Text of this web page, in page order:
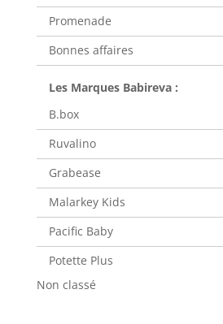
Promenade
Bonnes affaires
B.box
Ruvalino
Grabease
Malarkey Kids
Pacific Baby
Potette Plus
Non classé